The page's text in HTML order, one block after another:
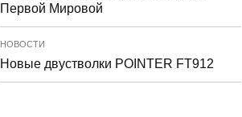
Первой Мировой
НОВОСТИ
Новые двустволки POINTER FT912